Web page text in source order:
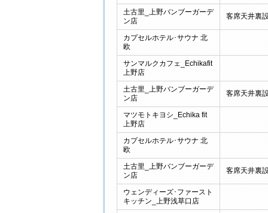
土古里_上野バンブーガーデ
ン店
客席天井裏
カプセルホテル･サウナ 北
欧
サンマルクカフェ_Echikafit
上野店
土古里_上野バンブーガーデ
ン店
客席天井裏
マツモトキヨシ_Echika fit
上野店
カプセルホテル･サウナ 北
欧
土古里_上野バンブーガーデ
ン店
客席天井裏
ウェンディーズ･ファースト
キッチン_上野浅草口店